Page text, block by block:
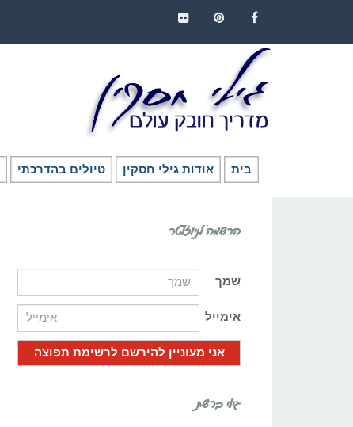
בית אודות גילי חסקין טיולים בהדרכתי
הרשמה לניוזלטר
שמך
אימייל
גילי ברשת